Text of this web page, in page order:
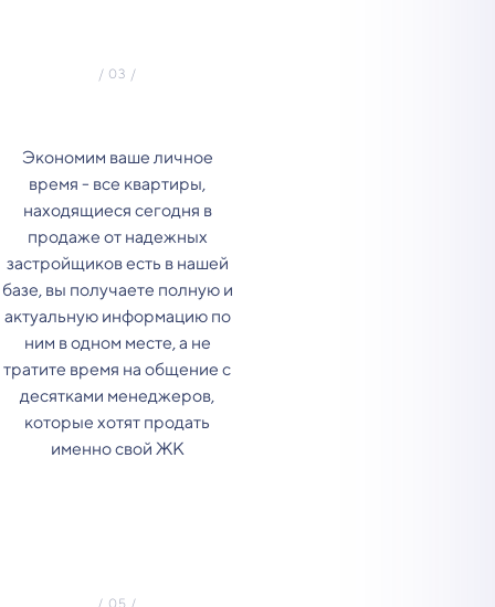
Экономим ваше личное
время - все квартиры,
находящиеся сегодня в
продаже от надежных
застройщиков есть в нашей
базе, вы получаете полную и
актуальную информацию по
ним в одном месте, а не
тратите время на общение с
десятками менеджеров,
которые хотят продать
именно свой ЖК